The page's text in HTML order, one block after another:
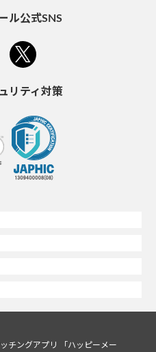
ル公式SNS
リティ対策
チングアプリ 「ハッピーメー